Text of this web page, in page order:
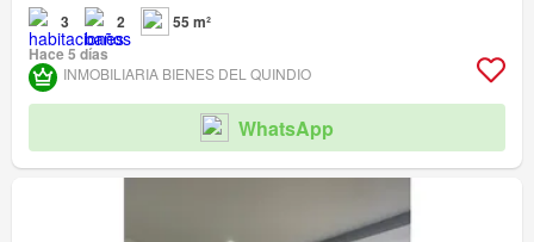
3 2
55 m²
Hace 5 días
INMOBILIARIA BIENES DEL QUINDIO
WhatsApp